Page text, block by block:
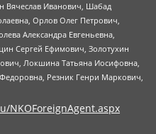
Вячеслав Иванович, Шабад
Орлов Олег Петрович,
Александра Евгеньевна,
Сергей Ефимович, Золотухин
Локшина Татьяна Иосифовна,
Резник Генри Маркович,
NKOForeignAgent.aspx